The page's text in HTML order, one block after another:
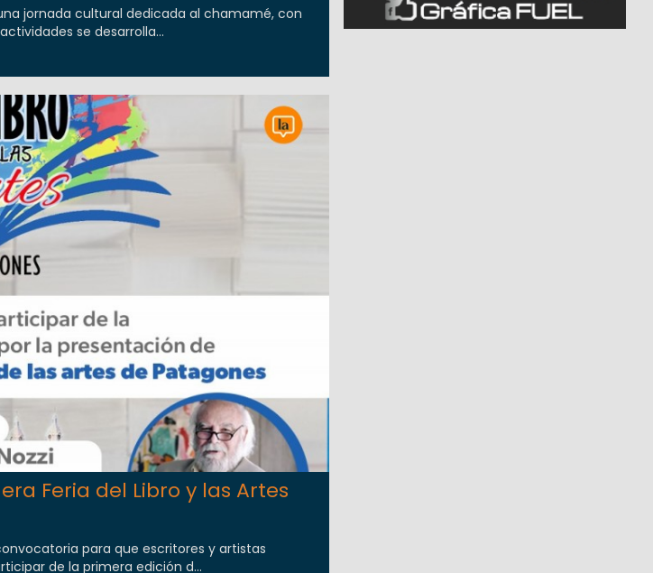
jornada cultural dedicada al chamamé, con
se desarrolla...
Feria del Libro y las Artes
para que escritores y artistas
de la primera edición d...